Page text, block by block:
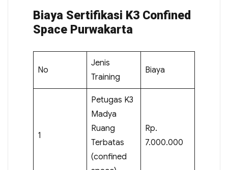
Biaya Sertifikasi K3 Confined
Space Purwakarta
No
Jenis
Training
Biaya
1
Petugas K3
Madya
Ruang
Terbatas
(confined
Rp.
7.000.000